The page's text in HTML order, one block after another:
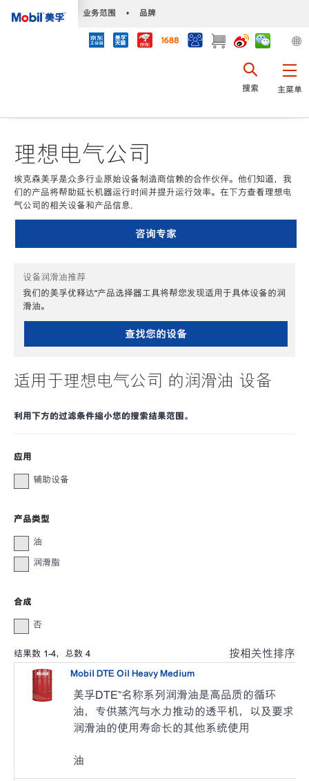
业务范围 • 品牌
主菜单
搜索
理想电气公司
埃克森美孚是众多行业原始设备制造商信赖的合作伙伴。他们知道，我
们的产品将帮助延长机器运行时间并提升运行效率。在下方查看理想电
气公司的相关设备和产品信息.
咨询专家
设备润滑油推荐
我们的美孚优释达℠产品选择器工具将帮您发现适用于具体设备的润
滑油。
查找您的设备
适用于理想电气公司 的润滑油 设备
利用下方的过滤条件缩小您的搜索结果范围。
应用
辅助设备
产品类型
油
润滑脂
合成
否
结果数 1-4，总数 4 按相关性排序
Mobil DTE Oil Heavy Medium
美孚DTE™名称系列润滑油是高品质的循环
油，专供蒸汽与水力推动的透平机，以及要求
润滑油的使用寿命长的其他系统使用
油